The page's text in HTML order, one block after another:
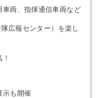
車両、指揮通信車両など
広報センター）を楽し
示も開催